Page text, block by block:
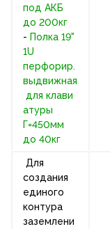
под АКБ
до 200кг
- Полка 19"
1U
перфорир.
выдвижная
для клави
атуры
Г=450мм
до 40кг
Для
создания
единого
контура
заземлени